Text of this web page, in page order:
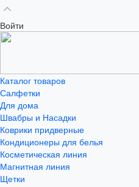
Войти
Каталог товаров
Салфетки
Для дома
Швабры и Насадки
Коврики придверные
Кондиционеры для белья
Косметическая линия
Магнитная линия
Щетки